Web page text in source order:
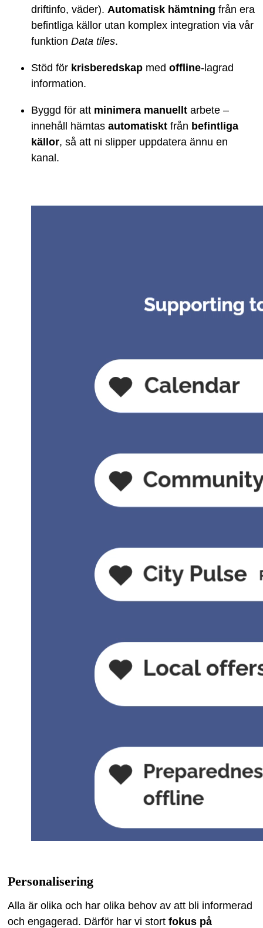
driftinfo, väder). Automatisk hämtning från era
befintliga källor utan komplex integration via vår
funktion Data tiles.
Stöd för krisberedskapmed offline-lagrad
information.
Byggd för att minimera manuelltarbete –
innehåll hämtas automatisktfrån befintliga
källor, så att ni slipper uppdatera ännu en
kanal.
Personalisering
Alla är olika och har olika behov av att bli informerad
och engagerad. Därför har vi stort fokus på